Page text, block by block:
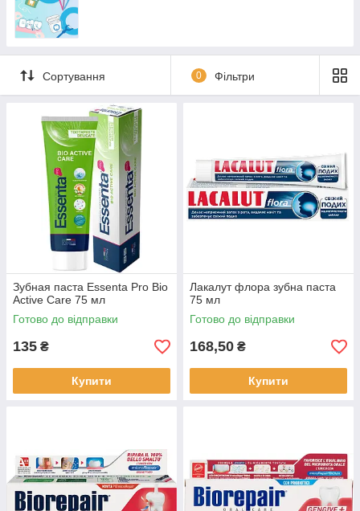
Сортування 0 Фільтри
Зубная паста Essenta Pro Bio
Active Care 75 мл
Готово до відправки
135 ₴
Купити
Лакалут флора зубна паста
75 мл
Готово до відправки
168,50 ₴
Купити